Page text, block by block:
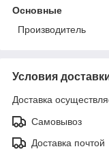
Основные
Производитель
Условия
Доставка
Самовывоз
Доставка почтой